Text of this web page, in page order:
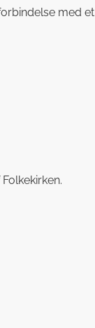
med et